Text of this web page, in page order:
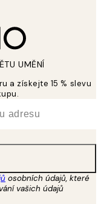
UMĚNÍ
a získejte 15 % slevu
osobních údajů, které
vašich údajů